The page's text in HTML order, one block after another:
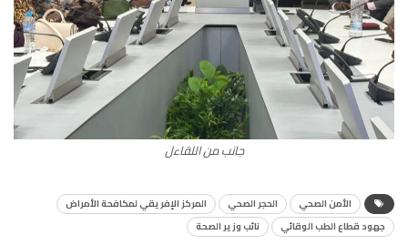
جانب من اللقاءل
الأمن الصحي الحجر الصحي
المركز الإفريقي لمكافحة الأمراض
جهود قطاع الطب الوقائي
نائب وزير الصحة